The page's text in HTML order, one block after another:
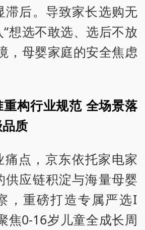
滞后。导致家长选购无
想选不敢选、选后不放
，母婴家庭的安全焦虑
重构行业规范 全场景落
质
痛点，京东依托家电家
供应链积淀与海量母婴
，重磅打造专属严选I
焦0-16岁儿童全成长周